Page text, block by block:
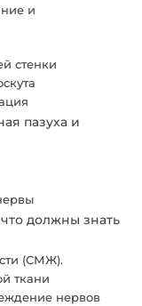
и
стенки
пазуха и
должны знать
(СМЖ).
ткани
нервов